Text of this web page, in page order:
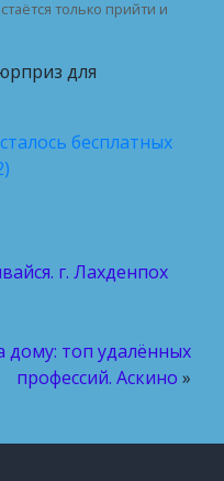
только прийти и
для
бесплатных
г. Лахденпох
дому: топ удалённых
профессий. Аскино »